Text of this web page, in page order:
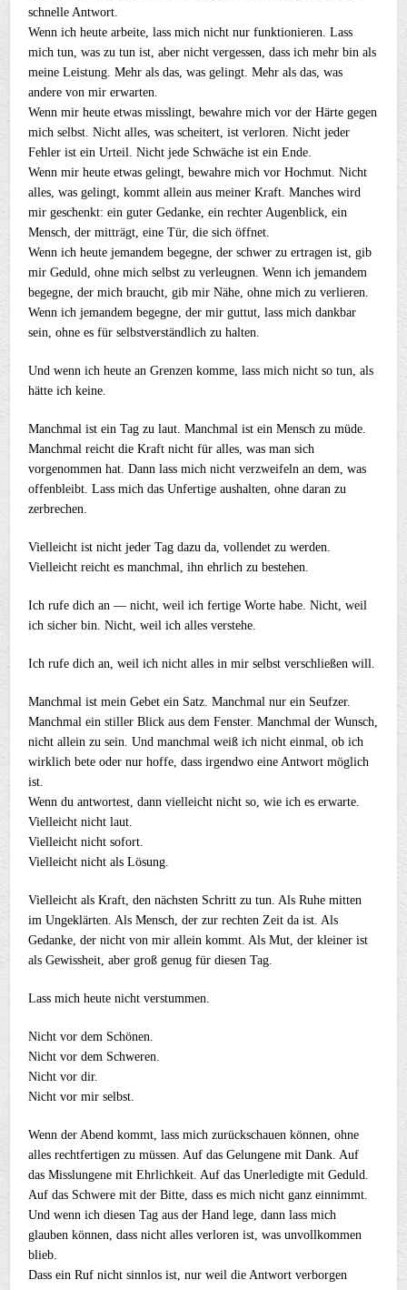
schnelle Antwort.
Wenn ich heute arbeite, lass mich nicht nur funktionieren. Lass
mich tun, was zu tun ist, aber nicht vergessen, dass ich mehr bin als
meine Leistung. Mehr als das, was gelingt. Mehr als das, was
andere von mir erwarten.
Wenn mir heute etwas misslingt, bewahre mich vor der Härte gegen
mich selbst. Nicht alles, was scheitert, ist verloren. Nicht jeder
Fehler ist ein Urteil. Nicht jede Schwäche ist ein Ende.
Wenn mir heute etwas gelingt, bewahre mich vor Hochmut. Nicht
alles, was gelingt, kommt allein aus meiner Kraft. Manches wird
mir geschenkt: ein guter Gedanke, ein rechter Augenblick, ein
Mensch, der mitträgt, eine Tür, die sich öffnet.
Wenn ich heute jemandem begegne, der schwer zu ertragen ist, gib
mir Geduld, ohne mich selbst zu verleugnen. Wenn ich jemandem
begegne, der mich braucht, gib mir Nähe, ohne mich zu verlieren.
Wenn ich jemandem begegne, der mir guttut, lass mich dankbar
sein, ohne es für selbstverständlich zu halten.
Und wenn ich heute an Grenzen komme, lass mich nicht so tun, als
hätte ich keine.
Manchmal ist ein Tag zu laut. Manchmal ist ein Mensch zu müde.
Manchmal reicht die Kraft nicht für alles, was man sich
vorgenommen hat. Dann lass mich nicht verzweifeln an dem, was
offenbleibt. Lass mich das Unfertige aushalten, ohne daran zu
zerbrechen.
Vielleicht ist nicht jeder Tag dazu da, vollendet zu werden.
Vielleicht reicht es manchmal, ihn ehrlich zu bestehen.
Ich rufe dich an — nicht, weil ich fertige Worte habe. Nicht, weil
ich sicher bin. Nicht, weil ich alles verstehe.
Ich rufe dich an, weil ich nicht alles in mir selbst verschließen will.
Manchmal ist mein Gebet ein Satz. Manchmal nur ein Seufzer.
Manchmal ein stiller Blick aus dem Fenster. Manchmal der Wunsch,
nicht allein zu sein. Und manchmal weiß ich nicht einmal, ob ich
wirklich bete oder nur hoffe, dass irgendwo eine Antwort möglich
ist.
Wenn du antwortest, dann vielleicht nicht so, wie ich es erwarte.
Vielleicht nicht laut.
Vielleicht nicht sofort.
Vielleicht nicht als Lösung.
Vielleicht als Kraft, den nächsten Schritt zu tun. Als Ruhe mitten
im Ungeklärten. Als Mensch, der zur rechten Zeit da ist. Als
Gedanke, der nicht von mir allein kommt. Als Mut, der kleiner ist
als Gewissheit, aber groß genug für diesen Tag.
Lass mich heute nicht verstummen.
Nicht vor dem Schönen.
Nicht vor dem Schweren.
Nicht vor dir.
Nicht vor mir selbst.
Wenn der Abend kommt, lass mich zurückschauen können, ohne
alles rechtfertigen zu müssen. Auf das Gelungene mit Dank. Auf
das Misslungene mit Ehrlichkeit. Auf das Unerledigte mit Geduld.
Auf das Schwere mit der Bitte, dass es mich nicht ganz einnimmt.
Und wenn ich diesen Tag aus der Hand lege, dann lass mich
glauben können, dass nicht alles verloren ist, was unvollkommen
blieb.
Dass ein Ruf nicht sinnlos ist, nur weil die Antwort verborgen